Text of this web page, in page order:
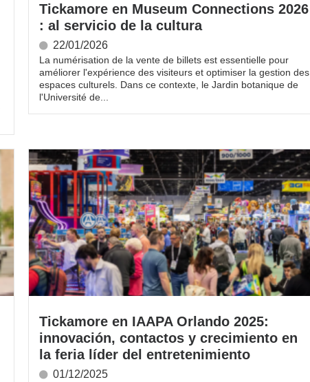
Tickamore en Museum Connections 2026
: al servicio de la cultura
22/01/2026
La numérisation de la vente de billets est essentielle pour
améliorer l'expérience des visiteurs et optimiser la gestion des
espaces culturels. Dans ce contexte, le Jardin botanique de
l'Université de...
Tickamore en IAAPA Orlando 2025:
innovación, contactos y crecimiento en
la feria líder del entretenimiento
01/12/2025